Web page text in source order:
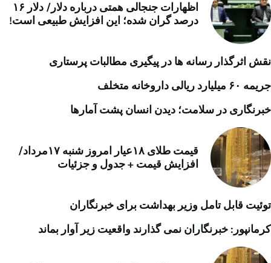
اظهارات جنجالی همتی درباره دلار/ دلار ۱۶
درصد گران شده؛ این افزایش طبیعی است!
نقش اثرگذار رسانه ها در پیگیری مطالبات پرستاری
جریمه ۶۰ میلیارد ریالی داروخانه متخلف
خبرنگاری در سلامت؛ دیدن انسان پشت آمارها
قیمت طلای ۱۸عیار امروز شنبه ۱۷مرداد/
افزایش قیمت + جدول و جزئیات
توئیت قابل تامل وزیر بهداشت برای خبرنگاران
کرمانپور: خبرنگاران نمی گذارند واقعیت زیر آوار بماند